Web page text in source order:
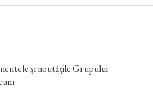
și noutățile Grupului